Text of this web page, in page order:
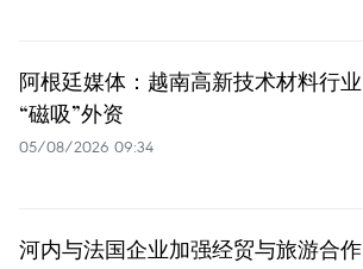
阿根廷媒体：越南高新技术材料行业
“磁吸”外资
05/08/2026 09:34
河内与法国企业加强经贸与旅游合作